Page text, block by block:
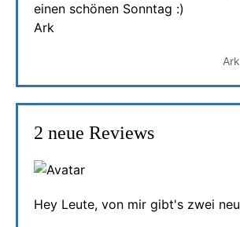
einen schönen Sonntag :)
Ark
2 neue Reviews
Hey Leute, von mir gibt's zwei